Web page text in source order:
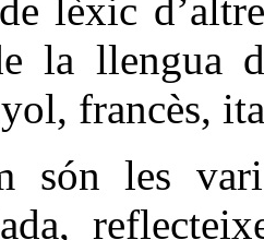
lèxic
la llengua
francès,
són les